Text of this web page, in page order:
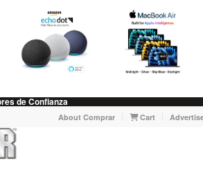
de Confianza
About Comprar Cart